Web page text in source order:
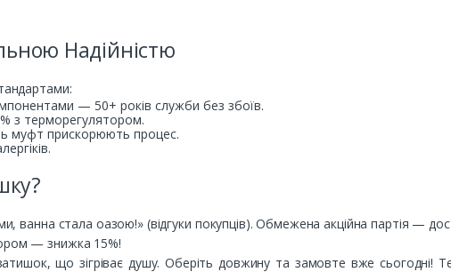
Надійністю
— 50+ років служби без збоїв.
з терморегулятором.
муфт прискорюють процес.
стала оазою!» (відгуки покупців). Обмежена акційна партія —
— знижка 15%!
що зігріває душу. Оберіть довжину та замовте вже сьогодні!